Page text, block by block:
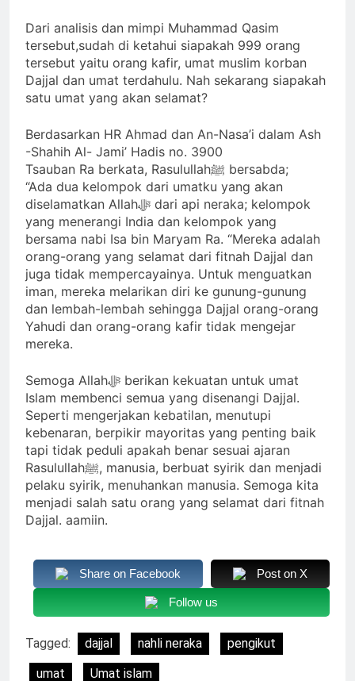
Dari analisis dan mimpi Muhammad Qasim
tersebut,sudah di ketahui siapakah 999 orang
tersebut yaitu orang kafir, umat muslim korban
Dajjal dan umat terdahulu. Nah sekarang siapakah
satu umat yang akan selamat?
Berdasarkan HR Ahmad dan An-Nasa’i dalam Ash
-Shahih Al- Jami’ Hadis no. 3900
Tsauban Ra berkata, Rasulullahﷺ bersabda;
“Ada dua kelompok dari umatku yang akan
diselamatkan Allahﷻ dari api neraka; kelompok
yang menerangi India dan kelompok yang
bersama nabi Isa bin Maryam Ra. “Mereka adalah
orang-orang yang selamat dari fitnah Dajjal dan
juga tidak mempercayainya. Untuk menguatkan
iman, mereka melarikan diri ke gunung-gunung
dan lembah-lembah sehingga Dajjal orang-orang
Yahudi dan orang-orang kafir tidak mengejar
mereka.
Semoga Allahﷻ berikan kekuatan untuk umat
Islam membenci semua yang disenangi Dajjal.
Seperti mengerjakan kebatilan, menutupi
kebenaran, berpikir mayoritas yang penting baik
tapi tidak peduli apakah benar sesuai ajaran
Rasulullahﷺ, manusia, berbuat syirik dan menjadi
pelaku syirik, menuhankan manusia. Semoga kita
menjadi salah satu orang yang selamat dari fitnah
Dajjal. aamiin.
Share on Facebook Post on X
Follow us
Tagged: dajjal nahli neraka
pengikut
umat
Umat islam